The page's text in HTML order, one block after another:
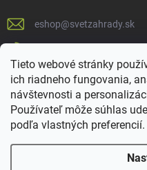
Tieto webové stránky
ich riadneho fungovania,
návštevnosti a
Používateľ môže súhlas
podľa vlastných preferencií.
eshop@svetzahrady.sk
SvetZahrady